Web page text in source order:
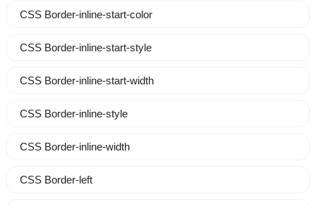
CSS Border-inline-start-color
CSS Border-inline-start-style
CSS Border-inline-start-width
CSS Border-inline-style
CSS Border-inline-width
CSS Border-left